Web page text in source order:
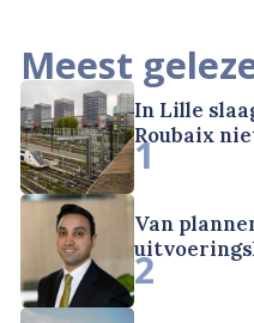
Meest
In Lille
Roubaix
1
Van
2